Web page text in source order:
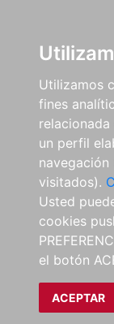
Utilizamos
fines
un perfil
visitados).
Usted
cookies
el botón
ACEPTAR